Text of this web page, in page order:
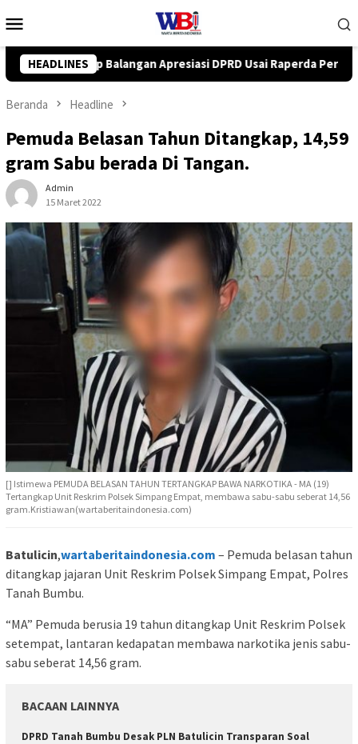
ke
Mobile
HEADLINES
Usai Raperda Perubahan APBD 2026 Resmi Disepakati
Beranda Headline
Pemuda Belasan Tahun Ditangkap, 14,59
gram Sabu berada Di Tangan.
Admin
15 Maret 2022
[] Istimewa PEMUDA BELASAN TAHUN TERTANGKAP BAWA NARKOTIKA - MA (19)
Tertangkap Unit Reskrim Polsek Simpang Empat, membawa sabu-sabu seberat 14,56
gram.Kristiawan(wartaberitaindonesia.com)
Batulicin,wartaberitaindonesia.com – Pemuda belasan tahun
ditangkap jajaran Unit Reskrim Polsek Simpang Empat, Polres
Tanah Bumbu.
“MA” Pemuda berusia 19 tahun ditangkap Unit Reskrim Polsek
setempat, lantaran kedapatan membawa narkotika jenis sabu-
sabu seberat 14,56 gram.
BACAAN LAINNYA
DPRD Tanah Bumbu Desak PLN Batulicin Transparan Soal